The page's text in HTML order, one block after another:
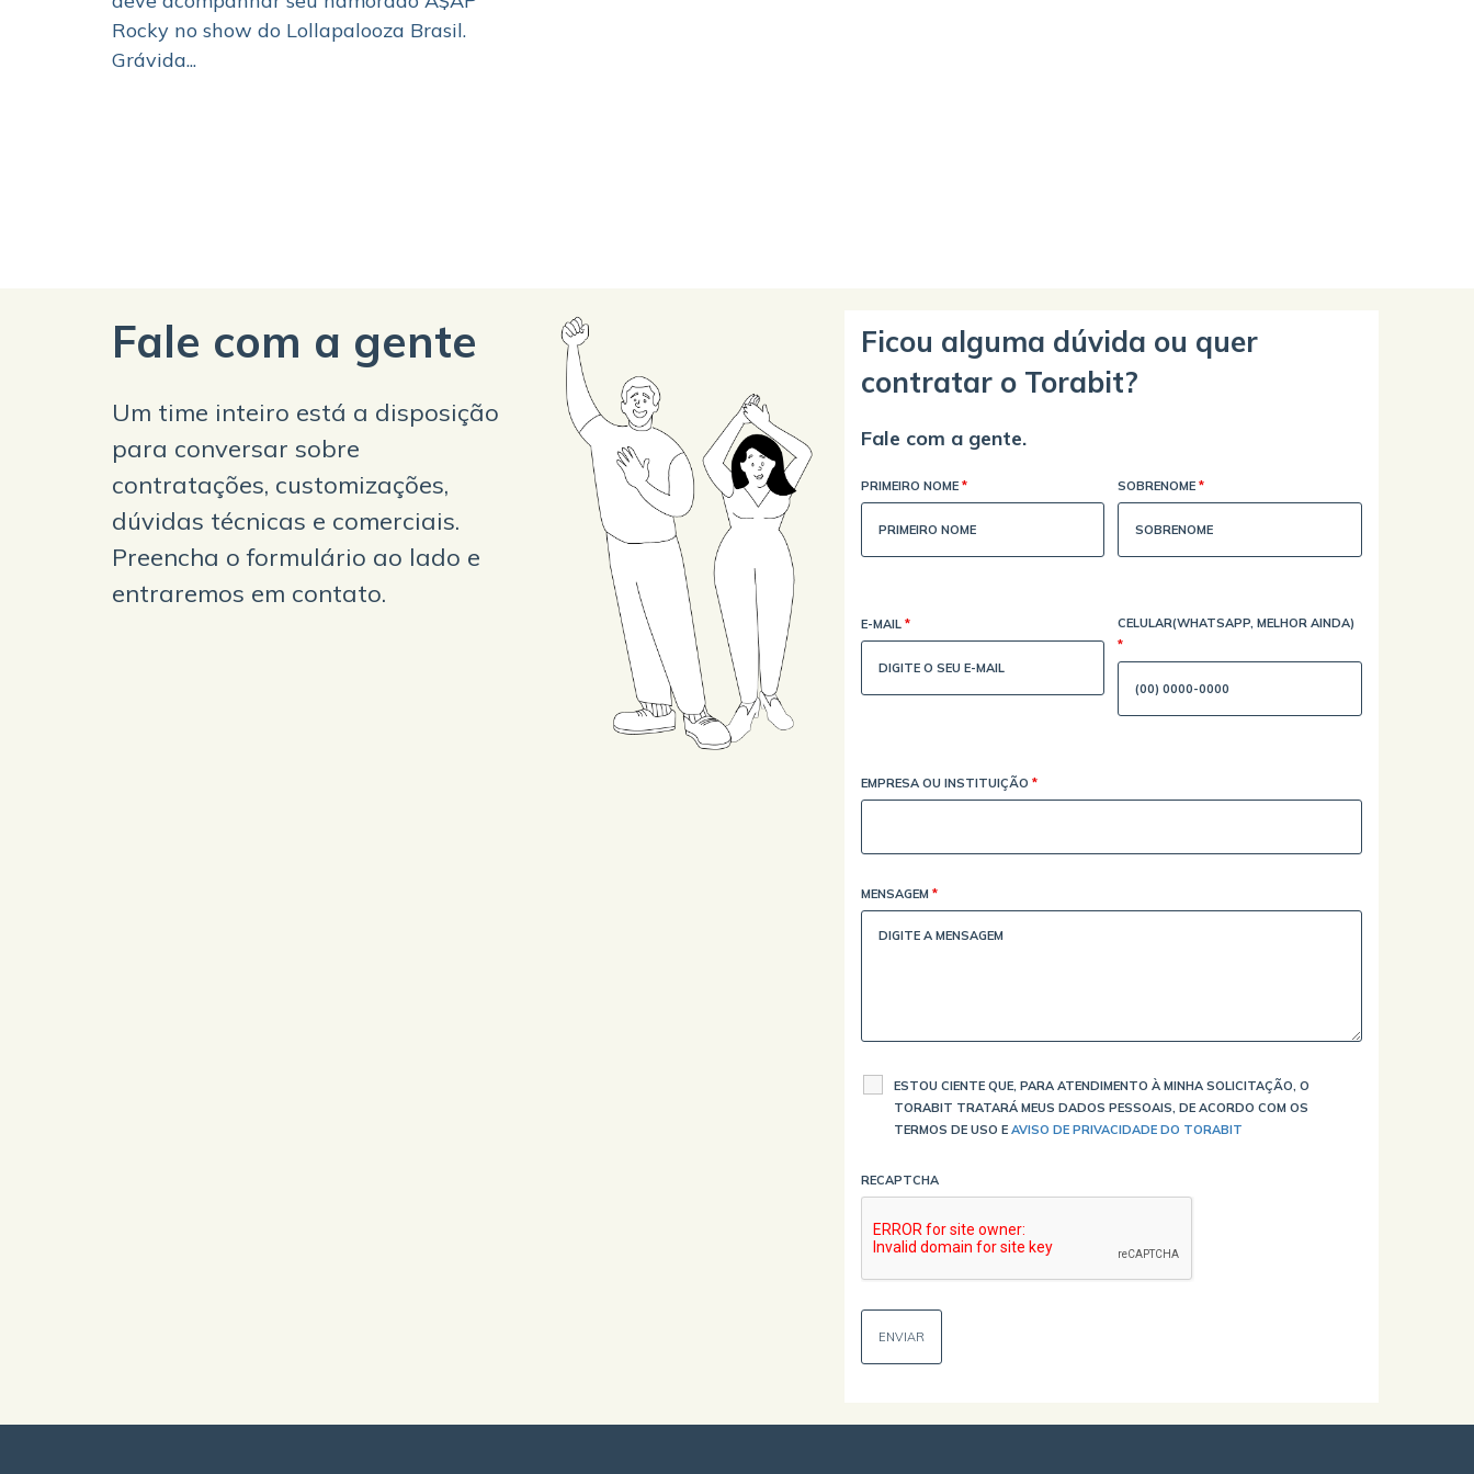
Rocky no show do Lollapalooza Brasil.
Grávida...
Fale com a gente
Um time inteiro está a disposição
para conversar sobre
contratações, customizações,
dúvidas técnicas e comerciais.
Preencha o formulário ao lado e
entraremos em contato.
Ficou alguma dúvida ou quer
contratar o Torabit?
Fale com a gente.
PRIMEIRO NOME * SOBRENOME*
E-MAIL *
CELULAR(WHATSAPP, MELHOR AINDA)
*
EMPRESA OU INSTITUIÇÃO *
MENSAGEM *
ESTOU CIENTE QUE, PARA ATENDIMENTO À MINHA SOLICITAÇÃO, O
TORABIT TRATARÁ MEUS DADOS PESSOAIS, DE ACORDO COM OS
TERMOS DE USO E AVISO DE PRIVACIDADE DO TORABIT
RECAPTCHA